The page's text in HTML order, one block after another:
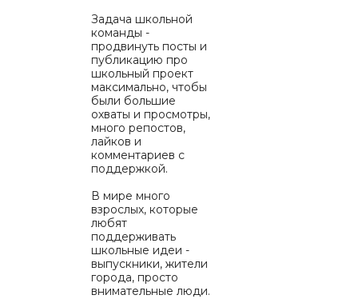
Задача школьной
команды -
продвинуть посты и
публикацию про
школьный проект
максимально, чтобы
были большие
охваты и просмотры,
много репостов,
лайков и
комментариев с
поддержкой.
В мире много
взрослых, которые
любят
поддерживать
школьные идеи -
выпускники, жители
города, просто
внимательные люди.